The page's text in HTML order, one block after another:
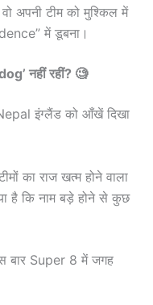
अपनी टीम को मुश्किल में
में डूबना।
नहीं रहीं? 🧐
इंग्लैंड को आँखें दिखा
का राज खत्म होने वाला
है कि नाम बड़े होने से कुछ
बार Super 8 में जगह